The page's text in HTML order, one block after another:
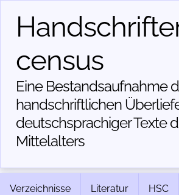
census
Eine Bestandsaufnahme
handschriftlichen
deutschsprachiger Texte
Mittelalters
Verzeichnisse Literatur HSC